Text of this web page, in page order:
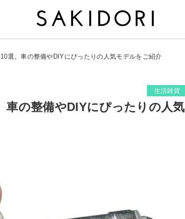
選。車の整備やDIYにぴったりの人気モデルをご紹介
生活雑貨
車の整備やDIYにぴったりの人気